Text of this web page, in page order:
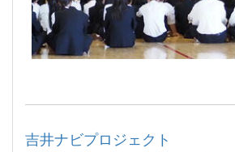
吉井ナビプロジェクト